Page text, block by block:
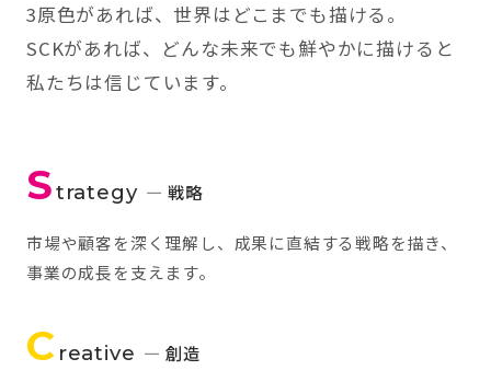
3原色があれば、世界はどこまでも描ける。
SCKがあれば、どんな未来でも鮮やかに描けると
私たちは信じています。
Strategy — 戦略
市場や顧客を深く理解し、成果に直結する戦略を描き、
事業の成長を支えます。
C reative — 創造